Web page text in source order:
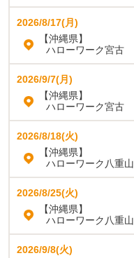
2026/8/17(月)
【沖縄県】
ハローワーク宮古
2026/9/7(月)
【沖縄県】
ハローワーク宮古
2026/8/18(火)
【沖縄県】
ハローワーク八重山
2026/8/25(火)
【沖縄県】
ハローワーク八重山
2026/9/8(火)